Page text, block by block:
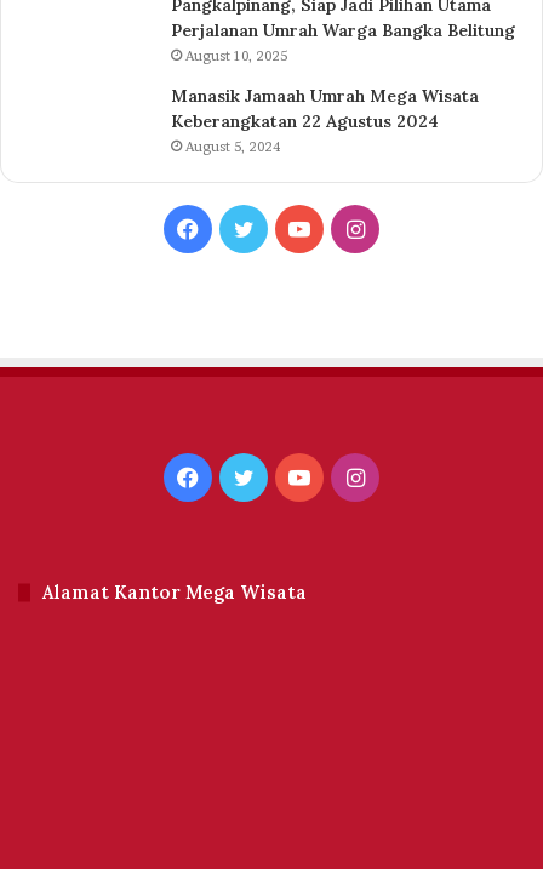
Pangkalpinang, Siap Jadi Pilihan Utama
Perjalanan Umrah Warga Bangka Belitung
August 10, 2025
Manasik Jamaah Umrah Mega Wisata
Keberangkatan 22 Agustus 2024
August 5, 2024
Facebook
TwitterYouTubeInstagram
Facebook
TwitterYouTubeInstagram
Alamat Kantor Mega Wisata